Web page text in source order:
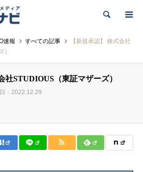
検索
速報 すべての記事
【新規承認】 株式会社
）
社STUDIOUS（東証マザーズ）
：2022.12.29